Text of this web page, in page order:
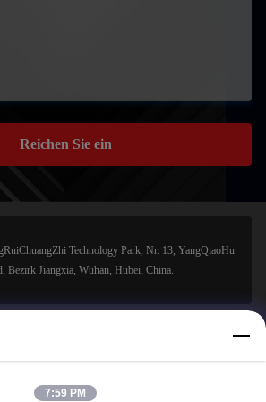
Reichen Sie ein
Technology Park, Nr. 13, YangQiaoHu
Bezirk Jiangxia, Wuhan, Hubei, China.
7:59 PM